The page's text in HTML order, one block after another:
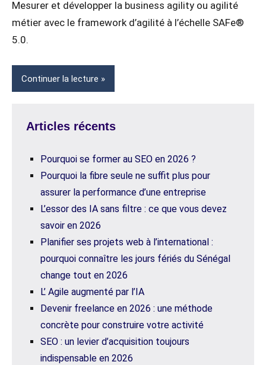
AGILE
ORGANISATIONNELLE
Mesurer et développer la business agility ou agilité
métier avec le framework d’agilité à l’échelle SAFe®
5.0.
Continuer la lecture
Articles récents
Pourquoi se former au SEO en 2026 ?
Pourquoi la fibre seule ne suffit plus pour
assurer la performance d’une entreprise
L’essor des IA sans filtre : ce que vous devez
savoir en 2026
Planifier ses projets web à l’international :
pourquoi connaître les jours fériés du Sénégal
change tout en 2026
L’ Agile augmenté par l’IA
Devenir freelance en 2026 : une méthode
concrète pour construire votre activité
SEO : un levier d’acquisition toujours
indispensable en 2026